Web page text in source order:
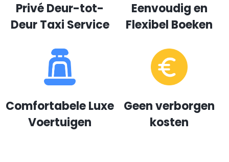
Privé Deur-tot-
Deur Taxi Service
Eenvoudig en
Flexibel Boeken
Comfortabele Luxe
Voertuigen
Geen verborgen
kosten